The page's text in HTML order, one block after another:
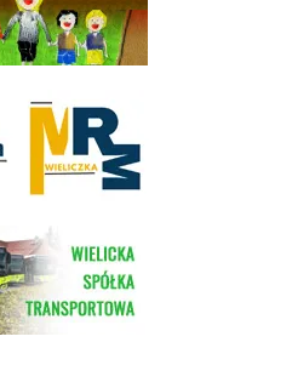
Spółki Transportowej